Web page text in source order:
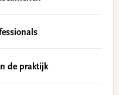
de praktijk